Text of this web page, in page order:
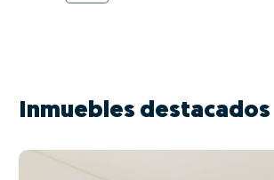
Inmuebles destacados